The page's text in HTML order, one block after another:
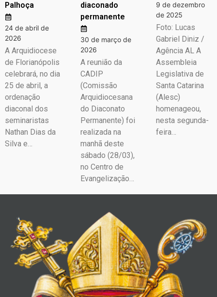
Palhoça
24 de abril de
2026
A Arquidiocese
de Florianópolis
celebrará, no dia
25 de abril, a
ordenação
diaconal dos
seminaristas
Nathan Dias da
Silva e…
diaconado
permanente
30 de março de
2026
A reunião da
CADIP
(Comissão
Arquidiocesana
do Diaconato
Permanente) foi
realizada na
manhã deste
sábado (28/03),
no Centro de
Evangelização…
9 de dezembro
de 2025
Foto: Lucas
Gabriel Diniz /
Agência AL A
Assembleia
Legislativa de
Santa Catarina
(Alesc)
homenageou,
nesta segunda-
feira…